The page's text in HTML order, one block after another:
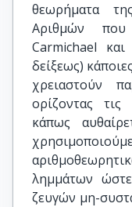
θεωρήματα
Αριθμών
Carmichael
δείξεως)
χρειαστούν
ορίζοντας
κάπως
λημμάτων
ζευγών μη-